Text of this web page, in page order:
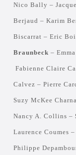
Nico Bally –
Berjaud – Karim
Biscarrat – Eric
Braunbeck –
Fabienne Claire
Calvez – Pierre
Suzy McKee
Nancy A. Collins –
Laurence Coumes
Philippe